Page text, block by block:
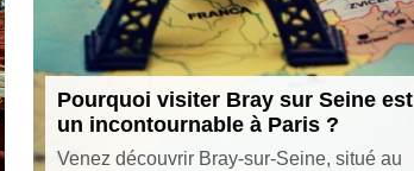
Pourquoi visiter Bray sur Seine est
un incontournable à Paris ?
Venez découvrir Bray-sur-Seine, situé au